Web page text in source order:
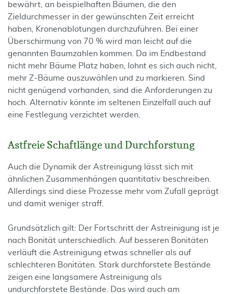
bewährt, an beispielhaften Bäumen, die den
Zieldurchmesser in der gewünschten Zeit erreicht
haben, Kronenablotungen durchzuführen. Bei einer
Überschirmung von 70 % wird man leicht auf die
genannten Baumzahlen kommen. Da im Endbestand
nicht mehr Bäume Platz haben, lohnt es sich auch nicht,
mehr Z-Bäume auszuwählen und zu markieren. Sind
nicht genügend vorhanden, sind die Anforderungen zu
hoch. Alternativ könnte im seltenen Einzelfall auch auf
eine Festlegung verzichtet werden.
Astfreie Schaftlänge und Durchforstung
Auch die Dynamik der Astreinigung lässt sich mit
ähnlichen Zusammenhängen quantitativ beschreiben.
Allerdings sind diese Prozesse mehr vom Zufall geprägt
und damit weniger straff.
Grundsätzlich gilt: Der Fortschritt der Astreinigung ist je
nach Bonität unterschiedlich. Auf besseren Bonitäten
verläuft die Astreinigung etwas schneller als auf
schlechteren Bonitäten. Stark durchforstete Bestände
zeigen eine langsamere Astreinigung als
undurchforstete Bestände. Das wird auch am